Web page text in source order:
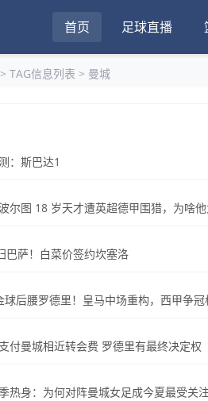
首页 足球直播
> TAG信息列表 > 曼城
：斯巴达1
尔图 18 岁天才遭英超德甲围猎，为啥他
巴萨！白菜价签约坎塞洛
后腰罗德里！皇马中场重构，西甲争冠
付曼城相近转会费 罗德里有最终决定权
热身：为何对阵曼城女足成今夏最受关